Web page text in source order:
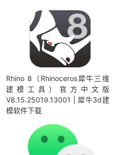
Rhino 8（Rhinoceros犀牛三维
建模工具）官方中文版
V8.15.25019.13001 | 犀牛3d建
模软件下载